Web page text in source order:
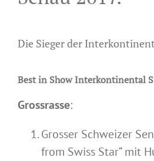
Die Sieger der
Best in Show Interkontinental
Grossrasse:
Grosser Schweizer
from Swiss Star“ mit